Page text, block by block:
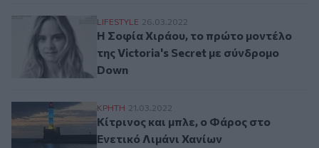
Η Σοφία Χιράου, το πρώτο μοντέλο της
LIFESTYLE 26.03.2022
Η Σοφία Χιράου, το πρώτο μοντέλο
της Victoria's Secret με σύνδρομο
Down
Κίτρινος και μπλε, ο Φάρος στο Ενετικό
ΚΡΗΤΗ 21.03.2022
Κίτρινος και μπλε, ο Φάρος στο
Ενετικό Λιμάνι Χανίων